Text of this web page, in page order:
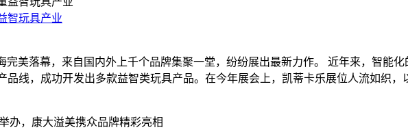
智玩具产业
完美落幕，来自国内外上千个品牌集聚一堂，纷纷展出最新力作。 近年来，智能
品线，成功开发出多款益智类玩具产品。在今年展会上，凯蒂卡乐展位人流如织，